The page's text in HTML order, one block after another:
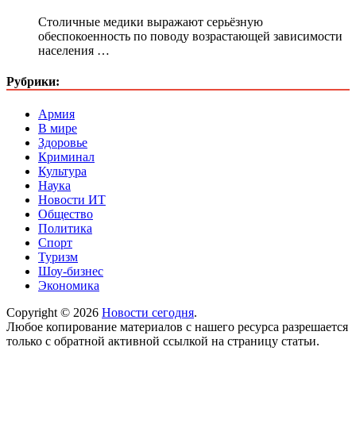
Столичные медики выражают серьёзную
обеспокоенность по поводу возрастающей зависимости
населения …
Рубрики:
Армия
В мире
Здоровье
Криминал
Культура
Наука
Новости ИТ
Общество
Политика
Спорт
Туризм
Шоу-бизнес
Экономика
Copyright © 2026 Новости сегодня.
Любое копирование материалов с нашего ресурса разрешается
только с обратной активной ссылкой на страницу статьи.